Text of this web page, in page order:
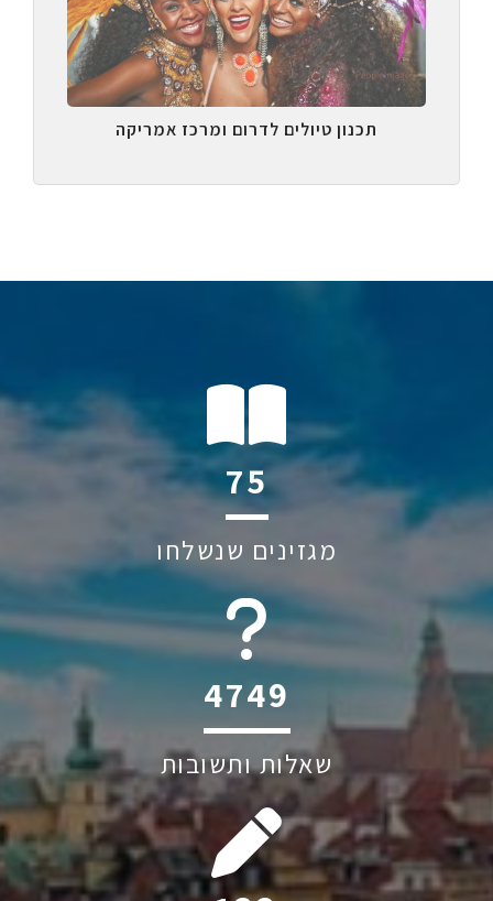
תכנון טיולים לדרום ומרכז אמריקה
110
מגזינים שנשלחו
6045
שאלות ותשובות